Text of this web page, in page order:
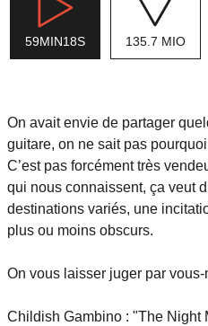
LA RADIO
59MIN18S 135.7 MIO
On avait envie de partager
guitare, on ne sait pas
C’est pas forcément très
qui nous connaissent, ça veut
destinations variés, une
plus ou moins obscurs.
On vous laisser juger par vous-
Childish Gambino : "The Night